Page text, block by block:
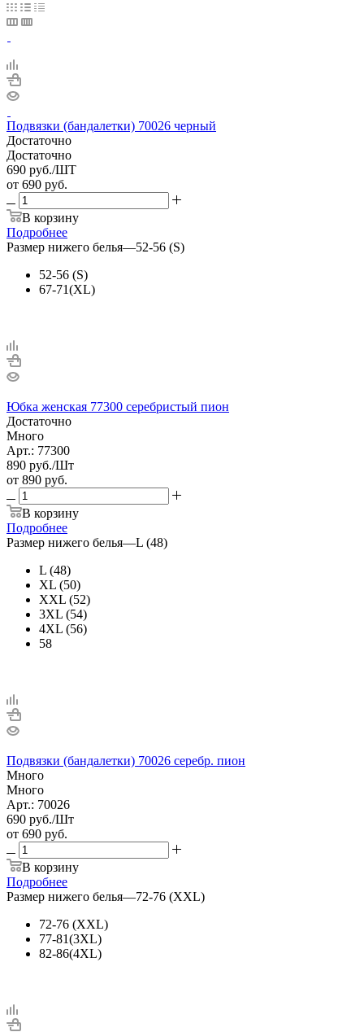
Подвязки (бандалетки) 70026 черный
Достаточно
Достаточно
690 руб./ШТ
от 690 руб.
В корзину
Подробнее
Размер нижего белья—52-56 (S)
52-56 (S)
67-71(XL)
Юбка женская 77300 серебристый пион
Достаточно
Много
Арт.: 77300
890 руб./Шт
от 890 руб.
В корзину
Подробнее
Размер нижего белья—L (48)
L (48)
XL (50)
XXL (52)
3XL (54)
4XL (56)
58
Подвязки (бандалетки) 70026 серебр. пион
Много
Много
Арт.: 70026
690 руб./Шт
от 690 руб.
В корзину
Подробнее
Размер нижего белья—72-76 (XXL)
72-76 (XXL)
77-81(3XL)
82-86(4XL)